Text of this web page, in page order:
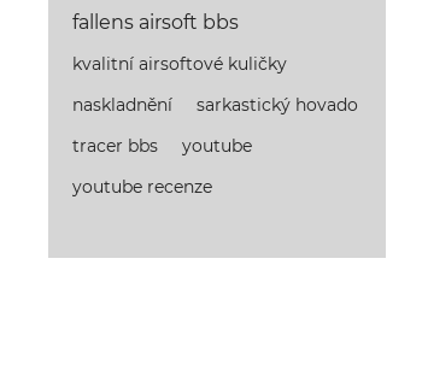
fallens airsoft bbs
kvalitní airsoftové kuličky
naskladnění sarkastický hovado
tracer bbs
youtube
youtube recenze